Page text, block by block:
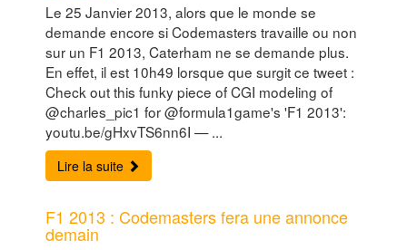
Le 25 Janvier 2013, alors que le monde se
demande encore si Codemasters travaille ou non
sur un F1 2013, Caterham ne se demande plus.
En effet, il est 10h49 lorsque que surgit ce tweet :
Check out this funky piece of CGI modeling of
@charles_pic1 for @formula1game's 'F1 2013':
youtu.be/gHxvTS6nn6I — ...
Lire la suite
F1 2013 : Codemasters fera une annonce
demain